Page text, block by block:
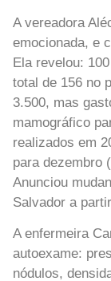
A vereadora
emocionada, e
Ela revelou:
total de 156 no
3.500, mas
mamográfico
realizados em
para dezembro
Anunciou
Salvador a
A enfermeira
autoexame:
nódulos,